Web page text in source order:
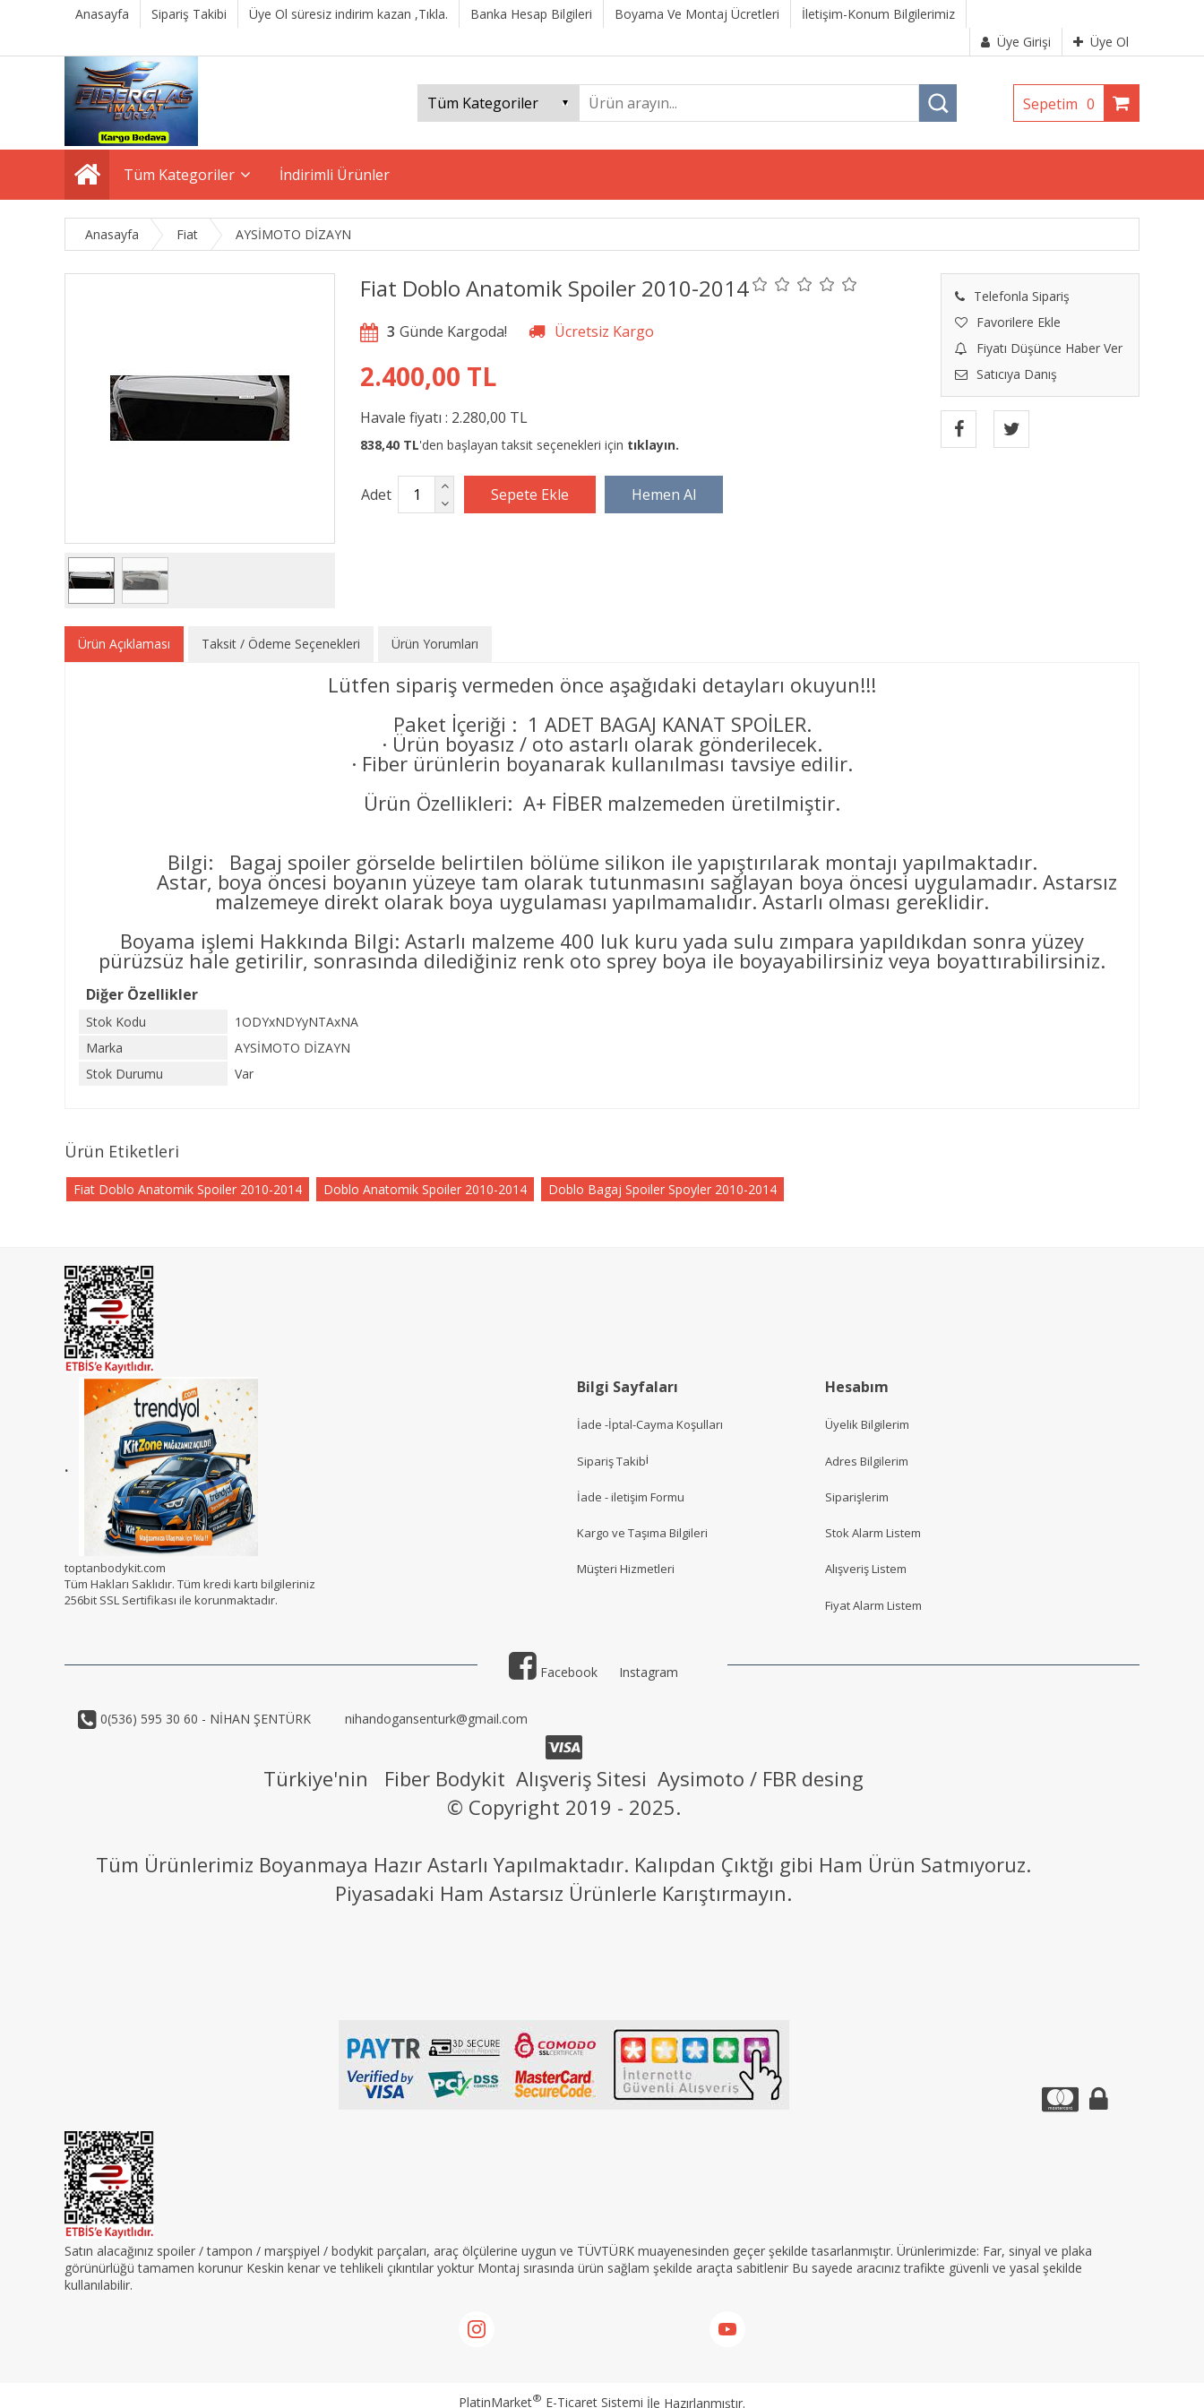
Anasayfa Sipariş Takibi Üye Ol süresiz indirim kazan ,Tıkla. Banka Hesap Bilgileri Boyama Ve Montaj Ücretleri
İletişim-Konum Bilgilerimiz
Üye Girişi
Üye Ol
Sepetim 0
Tüm Kategoriler İndirimli Ürünler
Anasayfa Fiat AYSİMOTO DİZAYN
Fiat Doblo Anatomik Spoiler 2010-2014
Telefonla Sipariş
Favorilere Ekle
Fiyatı Düşünce Haber Ver
Satıcıya Danış
3
2.400,00 TL
Havale fiyatı : 2.280,00 TL
838,40 TL'den başlayan taksit seçenekleri için tıklayın.
Adet
Ürün Açıklaması Taksit / Ödeme Seçenekleri Ürün Yorumları
Lütfen sipariş vermeden önce aşağıdaki detayları okuyun!!!
Paket İçeriği : 1 ADET BAGAJ KANAT SPOİLER.
· Ürün boyasız / oto astarlı olarak gönderilecek.
· Fiber ürünlerin boyanarak kullanılması tavsiye edilir.
Ürün Özellikleri: A+ FİBER malzemeden üretilmiştir.
Bilgi: Bagaj spoiler görselde belirtilen bölüme silikon ile yapıştırılarak montajı yapılmaktadır.
Astar, boya öncesi boyanın yüzeye tam olarak tutunmasını sağlayan boya öncesi uygulamadır. Astarsız
malzemeye direkt olarak boya uygulaması yapılmamalıdır. Astarlı olması gereklidir.
Boyama işlemi Hakkında Bilgi: Astarlı malzeme 400 luk kuru yada sulu zımpara yapıldıkdan sonra yüzey
pürüzsüz hale getirilir, sonrasında dilediğiniz renk oto sprey boya ile boyayabilirsiniz veya boyattırabilirsiniz.
Diğer Özellikler
Stok Kodu
1ODYxNDYyNTAxNA
Marka
AYSİMOTO DİZAYN
Stok Durumu
Var
Ürün Etiketleri
Fiat Doblo Anatomik Spoiler 2010-2014 Doblo Anatomik Spoiler 2010-2014 Doblo Bagaj Spoiler Spoyler 2010-2014
.
toptanbodykit.com
Tüm Hakları Saklıdır. Tüm kredi kartı bilgileriniz
256bit SSL Sertifikası ile korunmaktadır.
Bilgi Sayfaları
İade -İptal-Cayma Koşulları
Sipariş Takibi
İade - iletişim Formu
Kargo ve Taşıma Bilgileri
Müşteri Hizmetleri
Hesabım
Üyelik Bilgilerim
Adres Bilgilerim
Siparişlerim
Stok Alarm Listem
Alışveriş Listem
Fiyat Alarm Listem
Facebook Instagram
0(536) 595 30 60 - NİHAN ŞENTÜRK nihandogansenturk@gmail.com
Türkiye'nin Fiber Bodykit Alışveriş Sitesi Aysimoto / FBR desing
© Copyright 2019 - 2025.
Tüm Ürünlerimiz Boyanmaya Hazır Astarlı Yapılmaktadır. Kalıpdan Çıktğı gibi Ham Ürün Satmıyoruz.
Piyasadaki Ham Astarsız Ürünlerle Karıştırmayın.
Satın alacağınız spoiler / tampon / marşpiyel / bodykit parçaları, araç ölçülerine uygun ve TÜVTÜRK muayenesinden geçer şekilde tasarlanmıştır. Ürünlerimizde: Far, sinyal ve plaka
görünürlüğü tamamen korunur Keskin kenar ve tehlikeli çıkıntılar yoktur Montaj sırasında ürün sağlam şekilde araçta sabitlenir Bu sayede aracınız trafikte güvenli ve yasal şekilde
kullanılabilir.
PlatinMarket® E-Ticaret Sistemi İle Hazırlanmıştır.